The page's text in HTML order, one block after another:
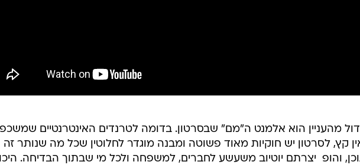
מהעניין הוא אלמנט ה"מם" שבסרטון. בדומה לטרנדים האינטרנטיים
קץ, לסרטון יש חוקיות מאוד פשוטה ומבנה מוגדר לחלוטין שכל מה שנותר זה
והופ  יצרתם יוטיוב משעשע לחברים, למשפחה ולכל מי שבתוך הבדיחה.